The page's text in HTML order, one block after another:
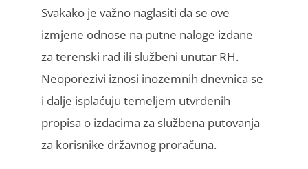
Svakako je važno naglasiti da se ove
izmjene odnose na putne naloge izdane
za terenski rad ili službeni unutar RH.
Neoporezivi iznosi inozemnih dnevnica se
i dalje isplaćuju temeljem utvrđenih
propisa o izdacima za službena putovanja
za korisnike državnog proračuna.